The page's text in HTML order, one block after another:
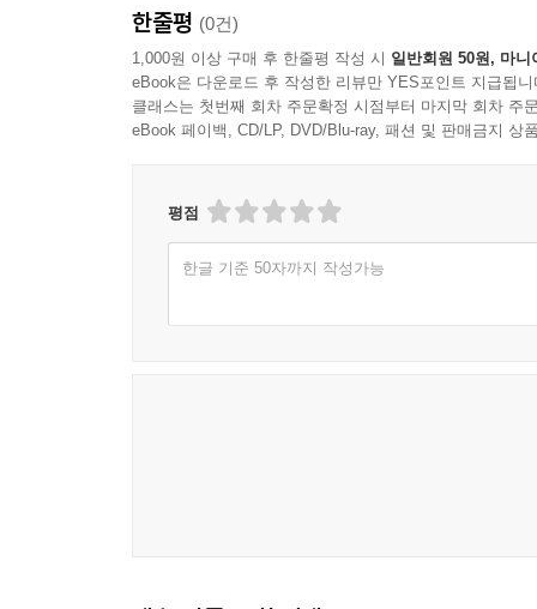
한줄평 (0건)
1,000원 이상 구매 후 한줄평 작성 시 일반회원 50원, 마니
eBook은 다운로드 후 작성한 리뷰만 YES포인트 지급됩니
클래스는 첫번째 회차 주문확정 시점부터 마지막 회차 주
eBook 페이백, CD/LP, DVD/Blu-ray, 패션 및 판매금지 상
평점
한글 기준 50자까지 작성가능